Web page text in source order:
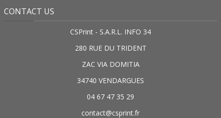
CONTACT US
CSPrint - S.A.R.L. INFO 34
280 RUE DU TRIDENT
ZAC VIA DOMITIA
34740 VENDARGUES
04 67 47 35 29
contact@csprint.fr